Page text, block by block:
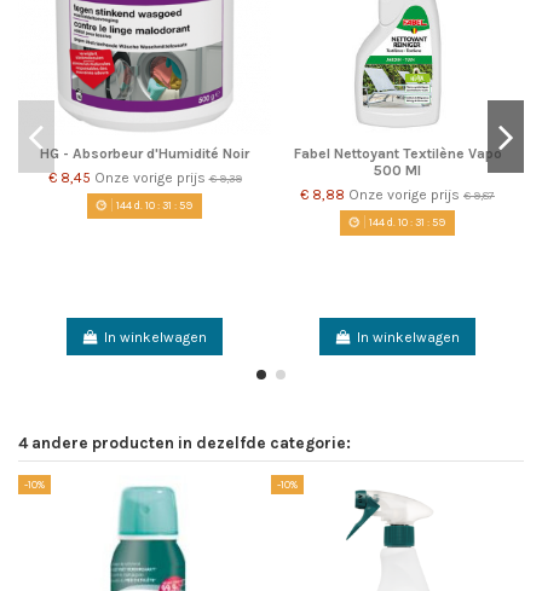
HG - Absorbeur d'Humidité Noir
€ 8,45 Onze vorige prijs€ 9,39
144d. 10:31 :59
In winkelwagen
Fabel Nettoyant Textilène Vapo
500 Ml
€ 8,88 Onze vorige prijs € 9,87
144d. 10:31 :59
In winkelwagen
4 andere producten in dezelfde categorie:
-10% -10%